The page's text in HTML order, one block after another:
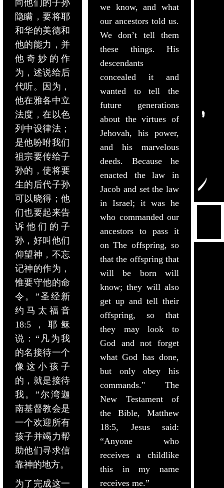
we know, and what
our ancestors told us.
We don’t tell them
these things. His
descendants
concealed it and
wanted to tell the
future generations
about the virtues of
Jehovah, his power,
and his marvelous
deeds. Because he
enacted the law in
Jacob and set the law
in Israel; it was he
who commanded our
ancestors to pass it
on The offspring, so
that the offspring that
will be born will
know; they will also
get up and tell their
offspring, so that
they may look to
God and not forget
what God has done,
but only obey his
commands." The
New Testament of
the Bible, Matthew
18:5, Jesus said:
“Anyone who
receives a childlike
this in my name
receives me.”
向他们的子孙
隐瞒，要将耶
和华的美德和
他的能力，并
他奇妙的作
为，述说给后
代听。因为，
他在雅各中立
法度，在以色
列中设律法；
是他吩咐我们
祖宗要传给子
孙的，使将要
生的后代子孙
可以晓得；他
们也要起来告
诉他们的子
孙，好叫他们
仰望神，不忘
记神的作为，
惟要守他的命
令。”圣经新
约马太福音
18:5，耶稣
说：“凡为我
的名接待一个
像这小孩子
的，就是接待
我。”尔湾迦
南基督教会是
一个欢迎所有
孩子并竭力帮
助他们寻求信
靠神的地方。
为了完成这一